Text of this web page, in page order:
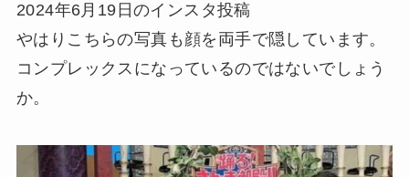
2024年6月19日のインスタ投稿
やはりこちらの写真も顔を両手で隠しています。
コンプレックスになっているのではないでしょう
か。